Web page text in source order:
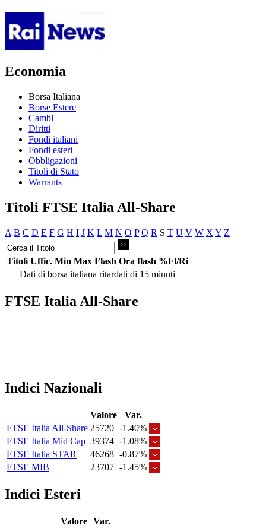
Economia
Borsa Italiana
Borse Estere
Cambi
Diritti
Fondi italiani
Fondi esteri
Obbligazioni
Titoli di Stato
Warrants
Titoli FTSE Italia All-Share
A B C D E F G H I J K L M N O P Q R S T U V W X Y Z
Titoli Uffic. Min Max Flash Ora flash %Fl/Ri
Dati di borsa italiana ritardati di 15 minuti
FTSE Italia All-Share
Indici Nazionali
Valore
Var.
FTSE Italia All-Share 25720 -1.40%
FTSE Italia Mid Cap 39374 -1.08%
FTSE Italia STAR
46268 -0.87%
FTSE MIB
23707 -1.45%
Indici Esteri
Valore Var.